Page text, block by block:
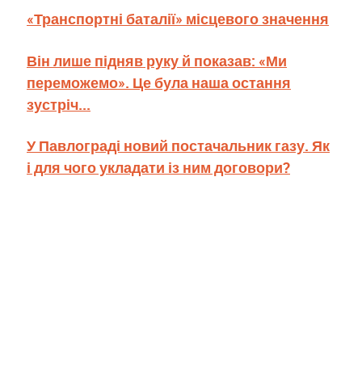
«Транспортні баталії» місцевого значення
Він лише підняв руку й показав: «Ми
переможемо». Це була наша остання
зустріч...
У Павлограді новий постачальник газу. Як
і для чого укладати із ним договори?